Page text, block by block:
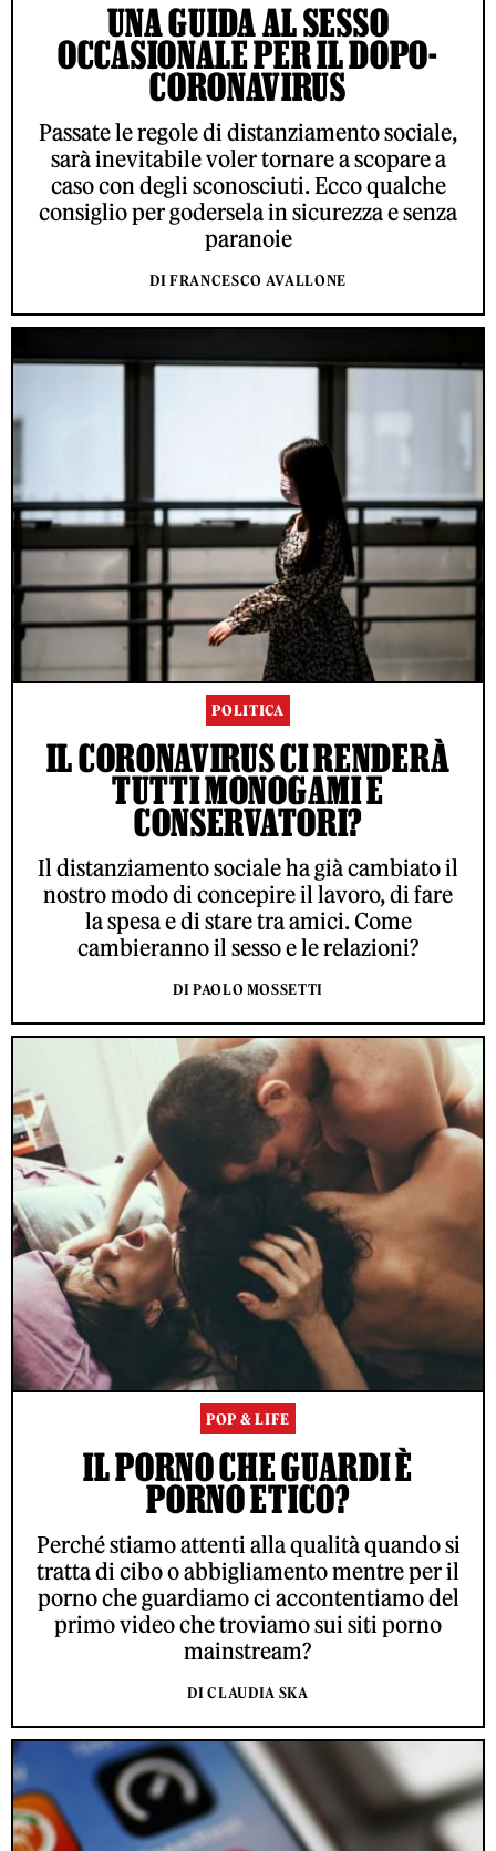
UNA GUIDA AL SESSO
OCCASIONALE PER IL DOPO-
CORONAVIRUS
Passate le regole di distanziamento sociale,
sarà inevitabile voler tornare a scopare a
caso con degli sconosciuti. Ecco qualche
consiglio per godersela in sicurezza e senza
paranoie
DI FRANCESCO AVALLONE
POLITICA
IL CORONAVIRUS CI RENDERÀ
TUTTI MONOGAMI E
CONSERVATORI?
Il distanziamento sociale ha già cambiato il
nostro modo di concepire il lavoro, di fare
la spesa e di stare tra amici. Come
cambieranno il sesso e le relazioni?
DI PAOLO MOSSETTI
POP & LIFE
IL PORNO CHE GUARDI È
PORNO ETICO?
Perché stiamo attenti alla qualità quando si
tratta di cibo o abbigliamento mentre per il
porno che guardiamo ci accontentiamo del
primo video che troviamo sui siti porno
mainstream?
DI CLAUDIA SKA